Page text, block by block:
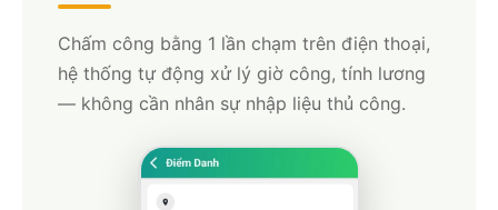
Chấm công bằng 1 lần chạm trên điện thoại,
hệ thống tự động xử lý giờ công, tính lương
— không cần nhân sự nhập liệu thủ công.